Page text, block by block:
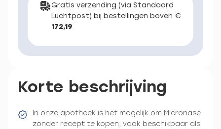
Gratis verzending (via Standaard
Luchtpost) bij bestellingen boven €
172,19
Korte beschrijving
In onze apotheek is het mogelijk om Micronase
zonder recept te kopen; vaak beschikbaar als